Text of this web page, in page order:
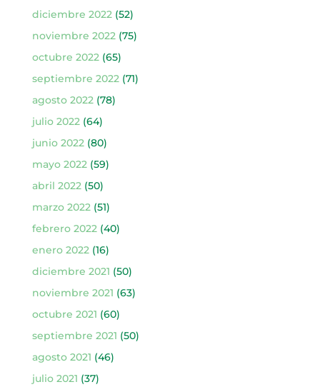
diciembre 2022 (52)
noviembre 2022 (75)
octubre 2022 (65)
septiembre 2022 (71)
agosto 2022 (78)
julio 2022 (64)
junio 2022 (80)
mayo 2022 (59)
abril 2022 (50)
marzo 2022 (51)
febrero 2022 (40)
enero 2022 (16)
diciembre 2021 (50)
noviembre 2021 (63)
octubre 2021 (60)
septiembre 2021 (50)
agosto 2021 (46)
julio 2021 (37)